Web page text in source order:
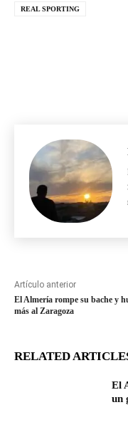
REAL SPORTING
Artículo anterior
El Almería rompe su bache y
más al Zaragoza
RELATED
El
un